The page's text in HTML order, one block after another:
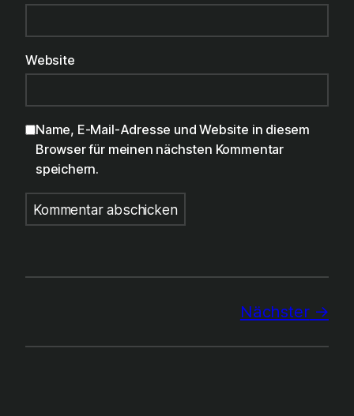
Website
Name, E-Mail-Adresse und Website in diesem
Browser für meinen nächsten Kommentar
speichern.
Nächster